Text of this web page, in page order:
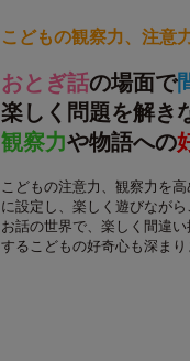
こどもの観察力、注意
おとぎ話の場面で
楽しく問題を解き
観察力や物語への
こどもの注意力、観察力を
に設定し、楽しく遊びなが
お話の世界で、楽しく間違
するこどもの好奇心も深まり